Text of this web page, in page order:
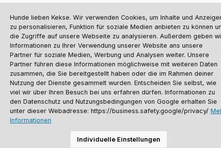
Hunde lieben Kekse. Wir verwenden Cookies, um Inhalte und
zu personalisieren, Funktion für soziale Medien anbieten zu können
die Zugriffe auf unsere Webseite zu analysieren. Außerdem geben
Informationen zu Ihrer Verwendung unserer Website ans unsere
Partner für soziale Medien, Werbung und Analysen weiter. Unsere
Partner führen diese Informationen möglichweise mit weiteren Daten
zusammen, die Sie bereitgestellt haben oder die im Rahmen deiner
Nutzung der Dienste gesammelt wurden. Entscheiden Sie selbst, wie
viel wir über Ihren Besuch bei uns erfahren dürfen. Informationen zu
den Datenschutz und Nutzungsbedingungen von Google erhalten Sie
unter dieser Webadresse: https://business.safety.google/privacy/
Informationen
Individuelle Einstellungen